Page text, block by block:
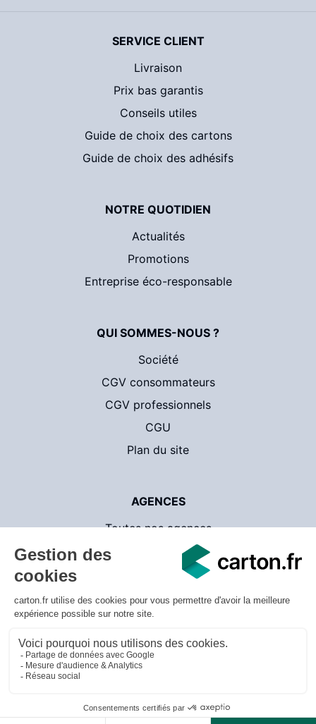
SERVICE CLIENT
Livraison
Prix bas garantis
Conseils utiles
Guide de choix des cartons
Guide de choix des adhésifs
NOTRE QUOTIDIEN
Actualités
Promotions
Entreprise éco-responsable
QUI SOMMES-NOUS ?
Société
CGV consommateurs
CGV professionnels
CGU
Plan du site
AGENCES
Toutes nos agences
CartonsDeDemenagement.com
Mentions légales